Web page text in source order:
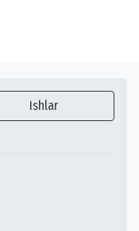
Ishlar